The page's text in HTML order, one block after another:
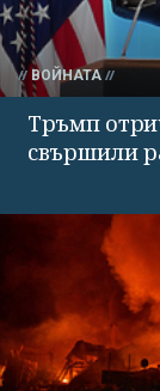
ВОЙНАТА
Тръмп
свършили